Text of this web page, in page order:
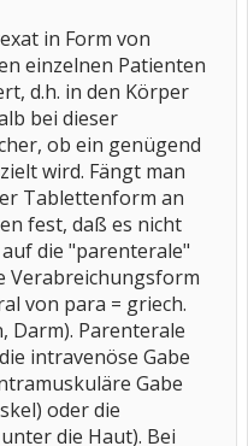
in Form von
einzelnen Patienten
d.h. in den Körper
bei dieser
ob ein genügend
wird. Fängt man
Tablettenform an
fest, daß es nicht
die "parenterale"
Verabreichungsform
von para = griech.
Darm). Parenterale
intravenöse Gabe
Gabe
oder die
die Haut). Bei